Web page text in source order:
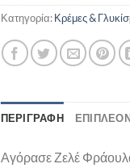
Κατηγορία:Κρέμες &
ΠΕΡΙΓΡΑΦΉ
Αγόρασε Ζελέ